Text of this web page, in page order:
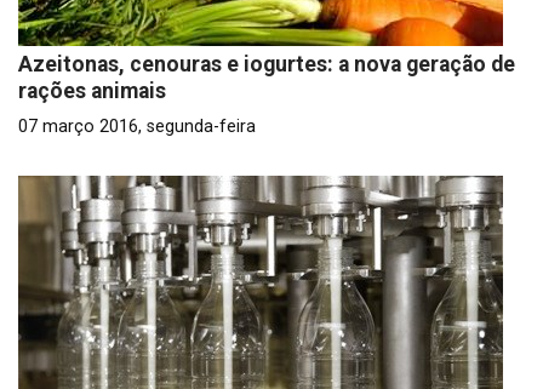
Azeitonas, cenouras e iogurtes: a nova geração de
rações animais
07 março 2016, segunda-feira